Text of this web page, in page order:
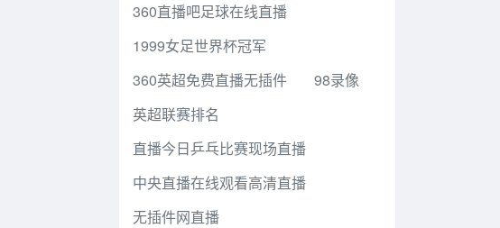
360直播吧足球在线直播
1999女足世界杯冠军
360英超免费直播无插件
98录像
英超联赛排名
直播今日乒乓比赛现场直播
中央直播在线观看高清直播
无插件网直播